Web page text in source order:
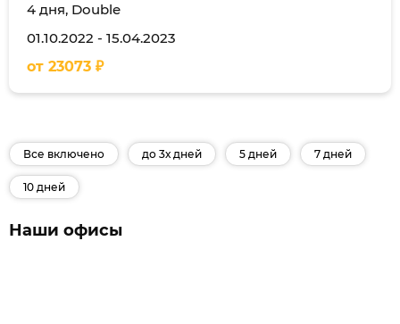
4 дня, Double
01.10.2022 - 15.04.2023
от 23073 ₽
Все включено до 3х дней 5 дней 7 дней
10 дней
Наши офисы